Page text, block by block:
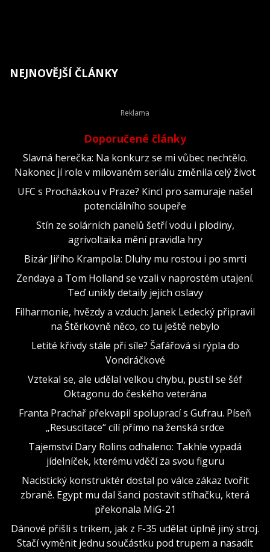
NEJNOVĚJŠÍ ČLÁNKY
Doporučené články
Slavná herečka: Na konkurz se mi vůbec nechtělo.
Nakonec jí role v milovaném seriálu změnila celý život
UFC s Procházkou v Praze? Kincl pro samuraje našel
potenciálního soupeře
Stín ze solárních panelů šetří vodu i plodiny,
agrivoltaika mění pravidla hry
Bizár Jiřího Krampola: Dluhy mu rostou i po smrti
Zendaya a Tom Holland se vzali v naprostém utajení.
Teď unikly detaily jejich oslavy
Filharmonie, hvězdy a vzduch: Janek Ledecký připravil
na Štěrkovně něco, co tu ještě nebylo
Letité křivdy stále při síle? Šafářová si rýpla do
Vondráčkové
Vztekal se, ale udělal velkou chybu, pustil se šéf
Oktagonu do českého veterána
Franta Prachař překvapil spoluprací s Gufrau. Píseň
„Resuscitace“ cílí přímo na ženská srdce
Tajemství Dary Rolins odhaleno: Takhle vypadá
jídelníček, kterému vděčí za svou figuru
Nacistický konstruktér dostal po válce zákaz tvořit
zbraně. Egypt mu dal šanci postavit stíhačku, která
překonala MiG-21
Dánové přišli s trikem, jak z F-35 udělat úplně jiný stroj.
Stačí vyměnit jednu součástku pod trupem a nasadit